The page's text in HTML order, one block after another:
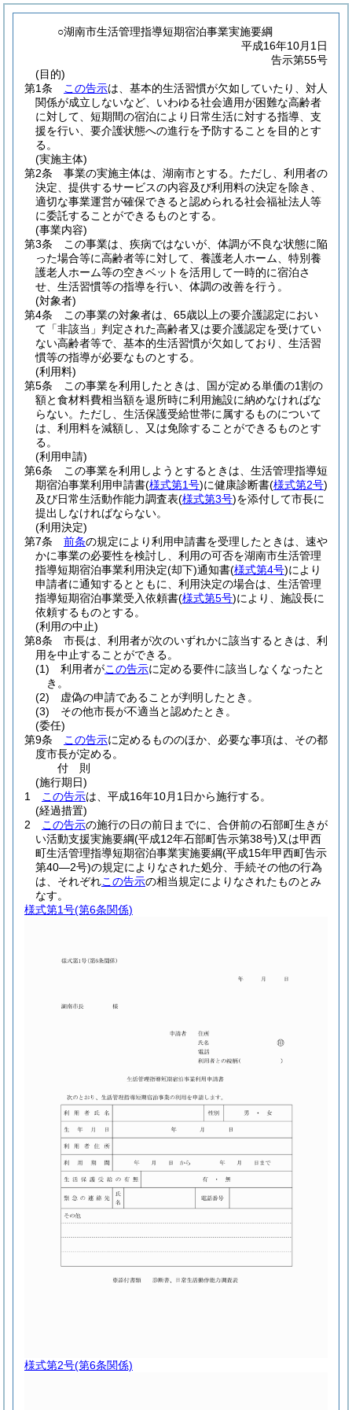
○湖南市生活管理指導短期宿泊事業実施要綱
平成16年10月1日
告示第55号
(目的)
第1条
この告示は、基本的生活習慣が欠如していたり、対人
関係が成立しないなど、いわゆる社会適用が困難な高齢者
に対して、短期間の宿泊により日常生活に対する指導、支
援を行い、要介護状態への進行を予防することを目的とす
る。
(実施主体)
第2条
事業の実施主体は、湖南市とする。 ただし、利用者の
決定、提供するサービスの内容及び利用料の決定を除き、
適切な事業運営が確保できると認められる社会福祉法人等
に委託することができるものとする。
(事業内容)
第3条
この事業は、疾病ではないが、体調が不良な状態に陥
った場合等に高齢者等に対して、養護老人ホーム、特別養
護老人ホーム等の空きベットを活用して一時的に宿泊さ
せ、生活習慣等の指導を行い、体調の改善を行う。
(対象者)
第4条
この事業の対象者は、65歳以上の要介護認定におい
て「非該当」判定された高齢者又は要介護認定を受けてい
ない高齢者等で、基本的生活習慣が欠如しており、生活習
慣等の指導が必要なものとする。
(利用料)
第5条
この事業を利用したときは、国が定める単価の1割の
額と食材料費相当額を退所時に利用施設に納めなければな
らない。 ただし、生活保護受給世帯に属するものについて
は、利用料を減額し、又は免除することができるものとす
る。
(利用申請)
第6条
この事業を利用しようとするときは、生活管理指導短
期宿泊事業利用申請書(様式第1号)に健康診断書(様式第2号)
及び日常生活動作能力調査表(様式第3号)を添付して市長に
提出しなければならない。
(利用決定)
第7条
前条の規定により利用申請書を受理したときは、速や
かに事業の必要性を検討し、利用の可否を湖南市生活管理
指導短期宿泊事業利用決定(却下)通知書(様式第4号)により
申請者に通知するとともに、利用決定の場合は、生活管理
指導短期宿泊事業受入依頼書(様式第5号)により、施設長に
依頼するものとする。
(利用の中止)
第8条
市長は、利用者が次のいずれかに該当するときは、利
用を中止することができる。
(1)
利用者がこの告示に定める要件に該当しなくなったと
き。
(2)
虚偽の申請であることが判明したとき。
(3)
その他市長が不適当と認めたとき。
(委任)
第9条
この告示に定めるもののほか、必要な事項は、その都
度市長が定める。
付 則
(施行期日)
1
この告示は、平成16年10月1日から施行する。
(経過措置)
2
この告示の施行の日の前日までに、合併前の石部町生きが
い活動支援実施要綱(平成12年石部町告示第38号)又は甲西
町生活管理指導短期宿泊事業実施要綱(平成15年甲西町告示
第40―2号)の規定によりなされた処分、手続その他の行為
は、それぞれこの告示の相当規定によりなされたものとみ
なす。
様式第1号(第6条関係)
様式第2号(第6条関係)